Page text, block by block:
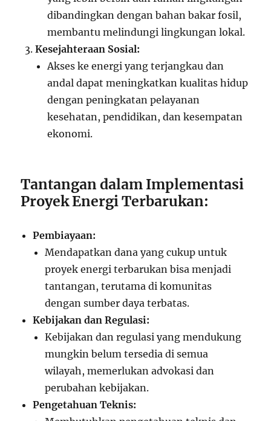
dibandingkan dengan bahan bakar fosil,
membantu melindungi lingkungan lokal.
Kesejahteraan Sosial:
Akses ke energi yang terjangkau dan
andal dapat meningkatkan kualitas hidup
dengan peningkatan pelayanan
kesehatan, pendidikan, dan kesempatan
ekonomi.
Tantangan dalam Implementasi
Proyek Energi Terbarukan:
Pembiayaan:
Mendapatkan dana yang cukup untuk
proyek energi terbarukan bisa menjadi
tantangan, terutama di komunitas
dengan sumber daya terbatas.
Kebijakan dan Regulasi:
Kebijakan dan regulasi yang mendukung
mungkin belum tersedia di semua
wilayah, memerlukan advokasi dan
perubahan kebijakan.
Pengetahuan Teknis: